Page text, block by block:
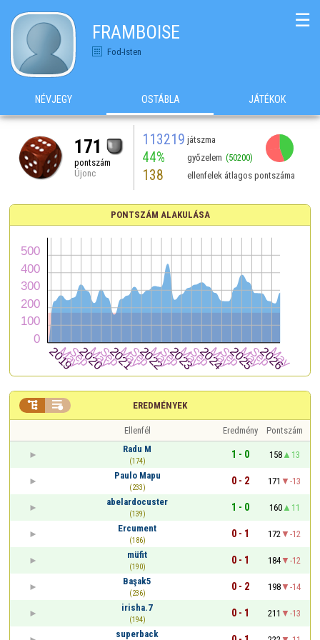
FRAMBOISE
Fod-Isten
☰
NÉVJEGY OSTÁBLA JÁTÉKOK
171
pontszám
Újonc
113219 játszma
44% győzelem (50200)
138 ellenfelek átlagos pontszáma
PONTSZÁM ALAKULÁSA
EREDMÉNYEK
 
Ellenfél Eredmény
Pontszám
Radu M
(174)
1 - 0 158
13
Paulo Mapu
(233)
0 - 2 171
-13
abelardocuster
(139)
1 - 0 160
11
Ercument
(186)
0 - 1 172
-12
müfit
(190)
0 - 1 184
-12
Başak5
(236)
0 - 2 198
-14
irisha.7
(194)
0 - 1 211
-13
superback